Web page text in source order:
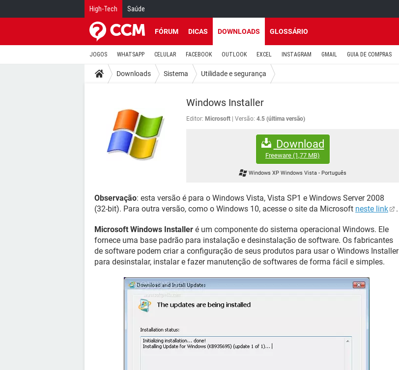
High-Tech Saúde
FÓRUM DICAS DOWNLOADS GLOSSÁRIO
JOGOS WHATSAPP CELULAR FACEBOOK OUTLOOK EXCEL INSTAGRAM GMAIL GUIA DE COMPRAS
Downloads Sistema Utilidade e segurança
Windows Installer
Editor: Microsoft Versão: 4.5 (última versão)
Download
Freeware (1,77 MB)
Windows XP Windows Vista- Português
Observação: esta versão é para o Windows Vista, Vista SP1 e Windows Server 2008
(32-bit). Para outra versão, como o Windows 10, acesse o site da Microsoft neste link .
Microsoft Windows Installer é um componente do sistema operacional Windows. Ele
fornece uma base padrão para instalação e desinstalação de software. Os fabricantes
de software podem criar a configuração de seus produtos para usar o Windows Installer
para desinstalar, instalar e fazer manutenção de softwares de forma fácil e simples.